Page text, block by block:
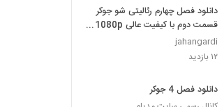
دانلود فصل چهارم رئالیتی شو جوکر
قسمت دوم با کیفیت عالی 1080p
Full HD BluRay
jahangardi
۱۲ بازدید
دانلود فصل 4 جوکر